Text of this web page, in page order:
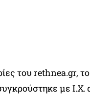
του rethnea.gr,
με